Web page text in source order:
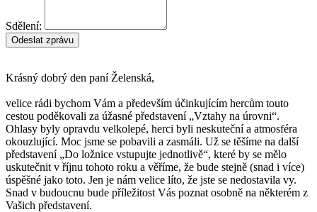
Sdělení:
Odeslat zprávu
Krásný dobrý den paní Želenská,
velice rádi bychom Vám a především účinkujícím hercům touto
cestou poděkovali za úžasné představení „Vztahy na úrovni“.
Ohlasy byly opravdu velkolepé, herci byli neskuteční a atmosféra
okouzlující. Moc jsme se pobavili a zasmáli. Už se těšíme na další
představení „Do ložnice vstupujte jednotlivě“, které by se mělo
uskutečnit v říjnu tohoto roku a věříme, že bude stejně (snad i více)
úspěšné jako toto. Jen je nám velice líto, že jste se nedostavila vy.
Snad v budoucnu bude příležitost Vás poznat osobně na některém z
Vašich představení.